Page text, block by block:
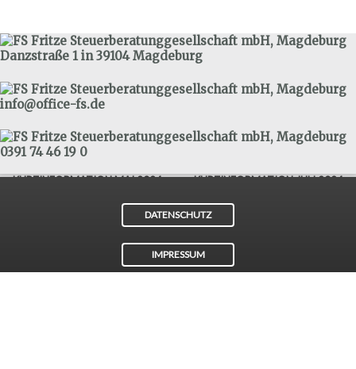
Danzstraße 1 in 39104 Magdeburg
info@office-fs.de
0391 74 46 19 0
Post
←KURZINFORMATION MAI 2024 KURZINFORMATION JULI 2024→
DATENSCHUTZ
IMPRESSUM